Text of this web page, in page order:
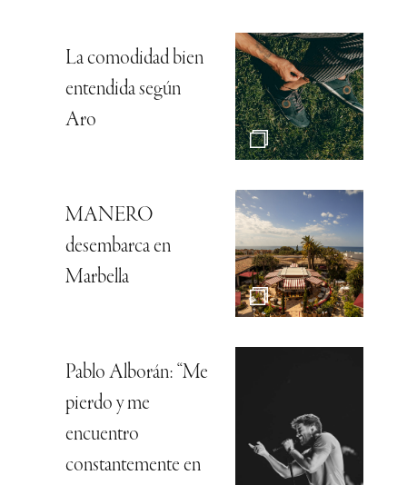
La comodidad bien
entendida según
Aro
MANERO
desembarca en
Marbella
Pablo Alborán: “Me
pierdo y me
encuentro
constantemente en